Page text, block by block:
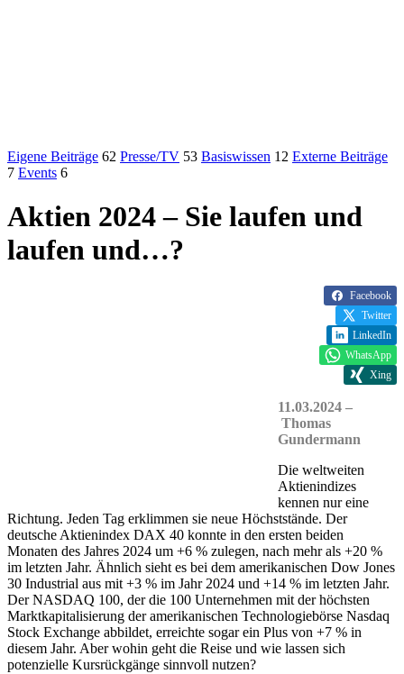
Eigene Beiträge 62 Presse/TV 53 Basiswissen 12 Externe Beiträge
7 Events 6
Aktien 2024 – Sie laufen und
laufen und…?
Facebook
Twitter
LinkedIn
WhatsApp
Xing
11.03.2024 –
Thomas
Gundermann
Die weltweiten
Aktienindizes
kennen nur eine
Richtung. Jeden Tag erklimmen sie neue Höchststände. Der
deutsche Aktienindex DAX 40 konnte in den ersten beiden
Monaten des Jahres 2024 um +6 % zulegen, nach mehr als +20 %
im letzten Jahr. Ähnlich sieht es bei dem amerikanischen Dow Jones
30 Industrial aus mit +3 % im Jahr 2024 und +14 % im letzten Jahr.
Der NASDAQ 100, der die 100 Unternehmen mit der höchsten
Marktkapitalisierung der amerikanischen Technologiebörse Nasdaq
Stock Exchange abbildet, erreichte sogar ein Plus von +7 % in
diesem Jahr. Aber wohin geht die Reise und wie lassen sich
potenzielle Kursrückgänge sinnvoll nutzen?